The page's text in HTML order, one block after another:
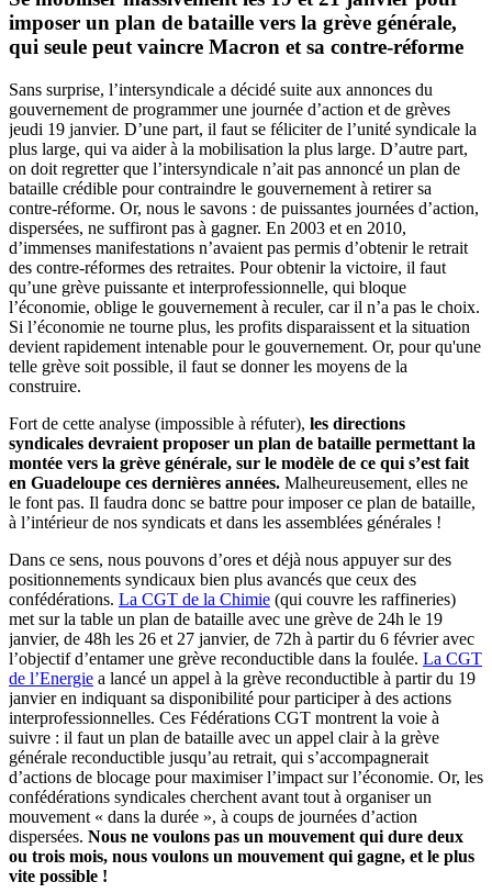
imposer un plan de bataille vers la grève générale,
qui seule peut vaincre Macron et sa contre-réforme
Sans surprise, l’intersyndicale a décidé suite aux annonces du
gouvernement de programmer une journée d’action et de grèves
jeudi 19 janvier. D’une part, il faut se féliciter de l’unité syndicale la
plus large, qui va aider à la mobilisation la plus large. D’autre part,
on doit regretter que l’intersyndicale n’ait pas annoncé un plan de
bataille crédible pour contraindre le gouvernement à retirer sa
contre-réforme. Or, nous le savons : de puissantes journées d’action,
dispersées, ne suffiront pas à gagner. En 2003 et en 2010,
d’immenses manifestations n’avaient pas permis d’obtenir le retrait
des contre-réformes des retraites. Pour obtenir la victoire, il faut
qu’une grève puissante et interprofessionnelle, qui bloque
l’économie, oblige le gouvernement à reculer, car il n’a pas le choix.
Si l’économie ne tourne plus, les profits disparaissent et la situation
devient rapidement intenable pour le gouvernement. Or, pour qu'une
telle grève soit possible, il faut se donner les moyens de la
construire.
Fort de cette analyse (impossible à réfuter), les directions
syndicales devraient proposer un plan de bataille permettant la
montée vers la grève générale, sur le modèle de ce qui s’est fait
en Guadeloupe ces dernières années. Malheureusement, elles ne
le font pas. Il faudra donc se battre pour imposer ce plan de bataille,
à l’intérieur de nos syndicats et dans les assemblées générales !
Dans ce sens, nous pouvons d’ores et déjà nous appuyer sur des
positionnements syndicaux bien plus avancés que ceux des
confédérations. La CGT de la Chimie (qui couvre les raffineries)
met sur la table un plan de bataille avec une grève de 24h le 19
janvier, de 48h les 26 et 27 janvier, de 72h à partir du 6 février avec
l’objectif d’entamer une grève reconductible dans la foulée. La CGT
de l’Energie a lancé un appel à la grève reconductible à partir du 19
janvier en indiquant sa disponibilité pour participer à des actions
interprofessionnelles. Ces Fédérations CGT montrent la voie à
suivre : il faut un plan de bataille avec un appel clair à la grève
générale reconductible jusqu’au retrait, qui s’accompagnerait
d’actions de blocage pour maximiser l’impact sur l’économie. Or, les
confédérations syndicales cherchent avant tout à organiser un
mouvement « dans la durée », à coups de journées d’action
dispersées. Nous ne voulons pas un mouvement qui dure deux
ou trois mois, nous voulons un mouvement qui gagne, et le plus
vite possible !